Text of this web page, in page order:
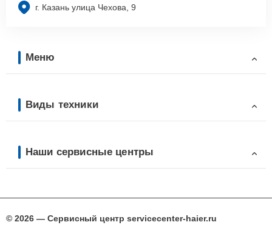
г. Казань улица Чехова, 9
Меню
Виды техники
Наши сервисные центры
© 2026 — Сервисный центр servicecenter-haier.ru